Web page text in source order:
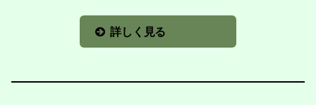
詳しく見る